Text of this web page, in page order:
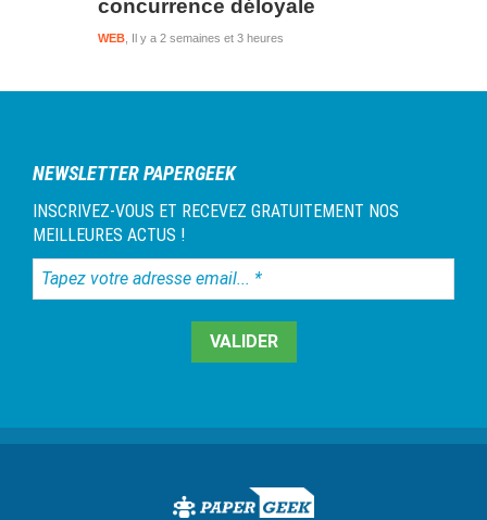
concurrence déloyale
Il y a 2 semaines et 3 heures
WEB
NEWSLETTER PAPERGEEK
INSCRIVEZ-VOUS ET RECEVEZ GRATUITEMENT NOS
MEILLEURES ACTUS !
Tapez
votre